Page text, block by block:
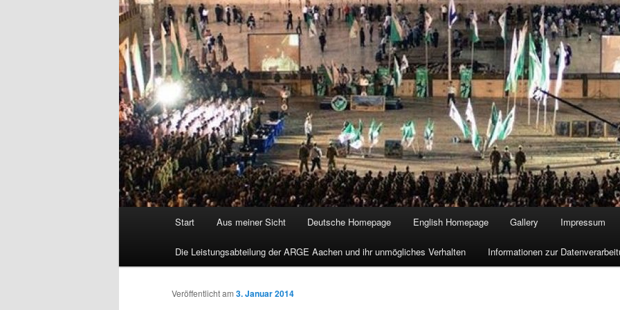
Start Aus meiner Sicht Deutsche Homepage English Homepage Gallery Impressum
Die Leistungsabteilung der ARGE Aachen und ihr unmögliches Verhalten Informationen zur
Veröffentlicht am 3. Januar 2014